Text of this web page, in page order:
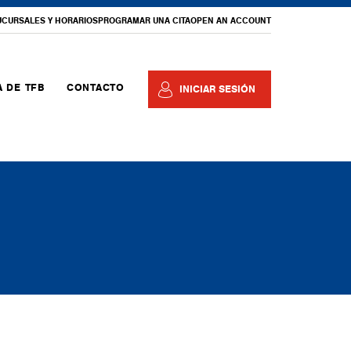
Y HORARIOSPROGRAMAR UNA CITAOPEN AN ACCOUNT
DE TFB CONTACTO INICIAR SESIÓN